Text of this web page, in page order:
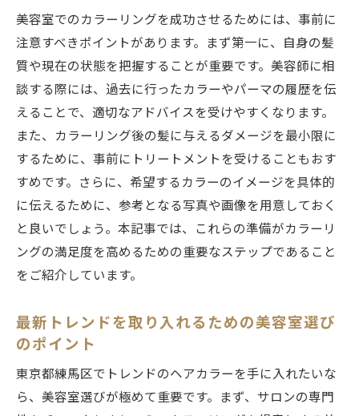
ダメージを抑えたオーガニックカラー
ダブルカラーで叶える複雑なニュアンス
美容室で叶えるグラデーションカラー
美容室で知る練馬区のトレンドカラー事情
練馬区で支持を集めるカラーリストの紹介
流行のカラーを自分流に取り入れる方法
美容室でのトレンド情報の収集法
練馬区の美容室発信のトレンドカラー
新しいカラーに挑戦するための心構え
ア方法
ト
美容室で勧められるアフターケア商品
美容室でのカラーリングを成功させるためには、事前に
注意すべきポイントがあります。まず第一に、自身の髪
質や現在の状態を把握することが重要です。美容師に相
談する際には、過去に行ったカラーやパーマの履歴を伝
えることで、適切なアドバイスを受けやすくなります。
また、カラーリング後の髪に与えるダメージを最小限に
するために、事前にトリートメントを受けることもおす
すめです。さらに、希望するカラーのイメージを具体的
に伝えるために、参考となる写真や画像を用意しておく
と良いでしょう。本記事では、これらの準備がカラーリ
ングの満足度を高めるための重要なステップであること
をご紹介しています。
最新トレンドを取り入れるための美容室選び
のポイント
東京都練馬区でトレンドのヘアカラーを手に入れたいな
ら、美容室選びが極めて重要です。まず、サロンの専門